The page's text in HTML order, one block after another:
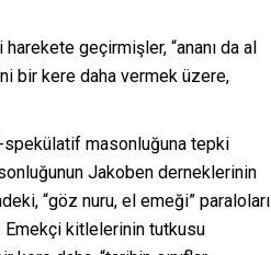
harekete geçirmişler, “ananı da al
bir kere daha vermek üzere,
spekülatif masonluğuna tepki
Jakoben derneklerinin
“göz nuru, el emeği” paraloları
Emekçi kitlelerinin tutkusu